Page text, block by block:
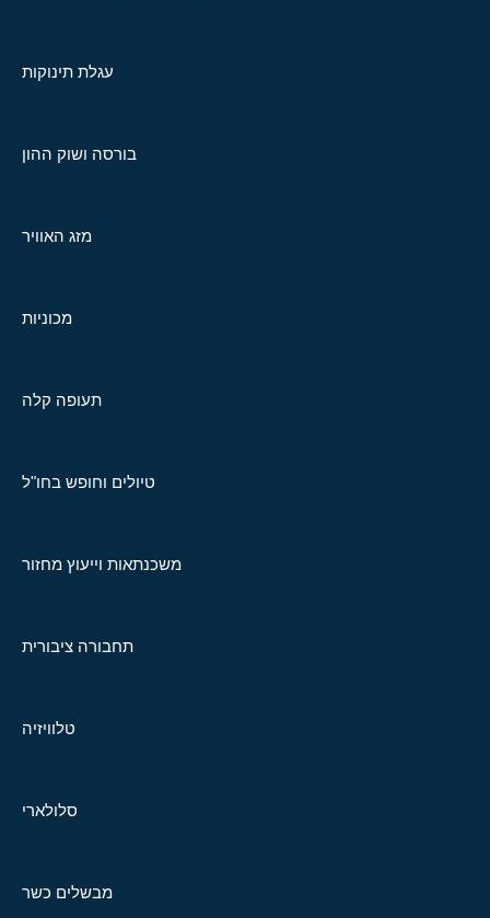
עגלת תינוקות
בורסה ושוק ההון
מזג האוויר
מכוניות
תעופה קלה
טיולים וחופש בחו"ל
משכנתאות וייעוץ מחזור
תחבורה ציבורית
טלוויזיה
סלולארי
מבשלים כשר